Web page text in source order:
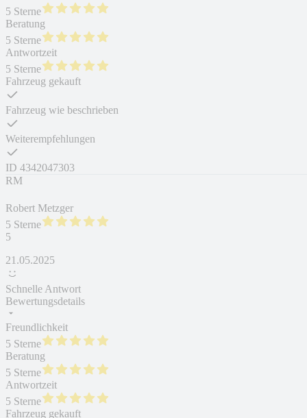
5 Sterne
Beratung
5 Sterne
Antwortzeit
5 Sterne
Fahrzeug gekauft
Fahrzeug wie beschrieben
Weiterempfehlungen
ID 4342047303
RM
Robert Metzger
5 Sterne
5
21.05.2025
Schnelle Antwort
Bewertungsdetails
Freundlichkeit
5 Sterne
Beratung
5 Sterne
Antwortzeit
5 Sterne
Fahrzeug gekauft